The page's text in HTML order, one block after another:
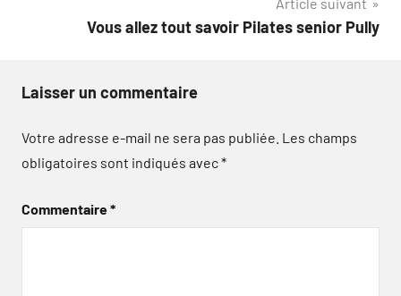
Vous allez tout savoir Pilates senior Pully
Laisser un commentaire
Votre adresse e-mail ne sera pas publiée. Les champs
obligatoires sont indiqués avec*
Commentaire*